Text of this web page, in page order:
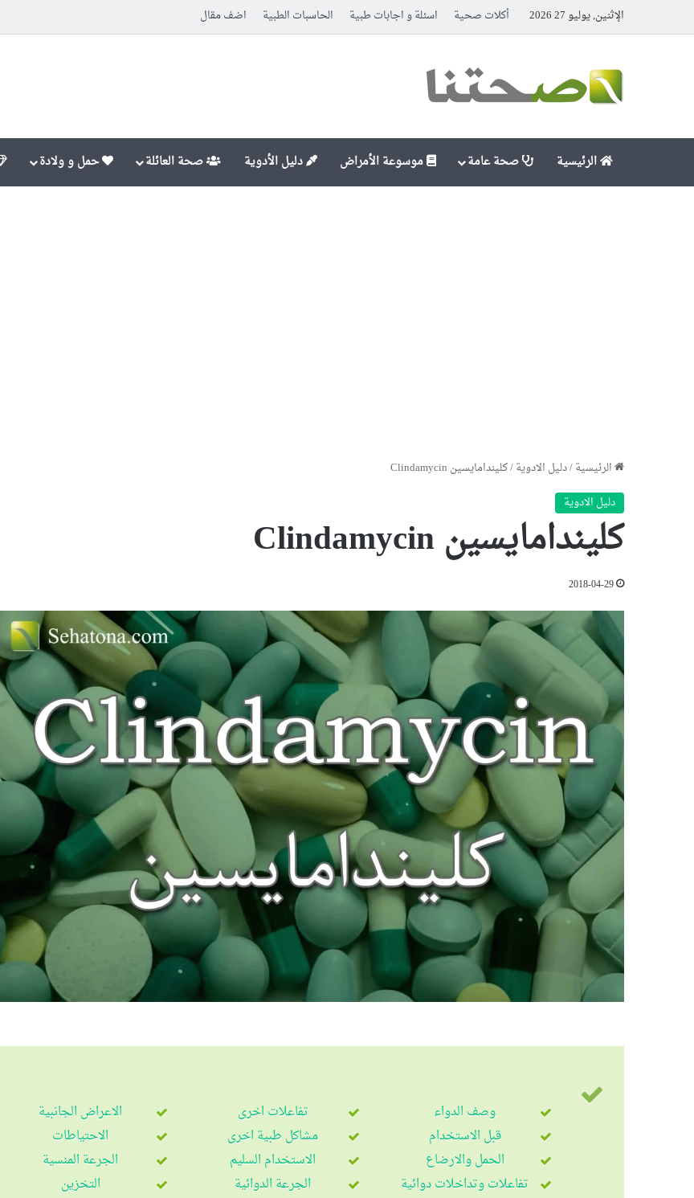
الإثنين, يوليو 27 2026 أكلات صحية اسئلة و اجابات طبية الحاسبات الطبية اضف مقال
الرئيسية صحة عامة موسوعة الأمراض دليل الأدوية صحة العائلة حمل و ولادة
الرئيسية/دليل الادوية/كليندامايسين Clindamycin
دليل الادوية
كليندامايسين Clindamycin
2018-04-29
وصف الدواء
قبل الاستخدام
الحمل والارضاع
تفاعلات وتداخلات دوائية
تفاعلات اخرى
مشاكل طبية اخرى
الاستخدام السليم
الجرعة الدوائية
الاعراض الجانبية
الاحتياطات
الجرعة المنسية
التخزين